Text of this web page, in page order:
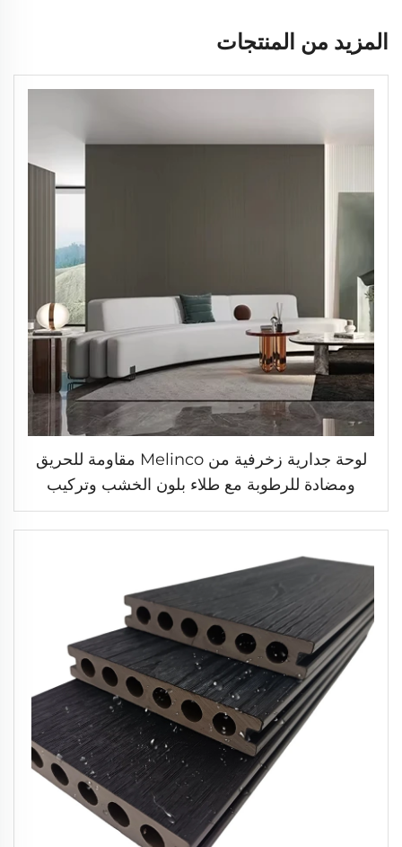
المزيد من المنتجات
لوحة جدارية زخرفية من Melinco مقاومة للحريق
ومضادة للرطوبة مع طلاء بلون الخشب وتركيب
سريع للفنادق والفلل والمكاتب والمباني